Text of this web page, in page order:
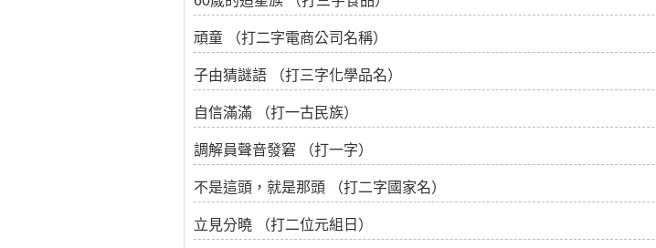
頑童 （打二字電商公司名稱）
子由猜謎語 （打三字化學品名）
自信滿滿 （打一古民族）
調解員聲音發窘 （打一字）
不是這頭，就是那頭 （打二字國家名）
立見分曉 （打二位元組日）